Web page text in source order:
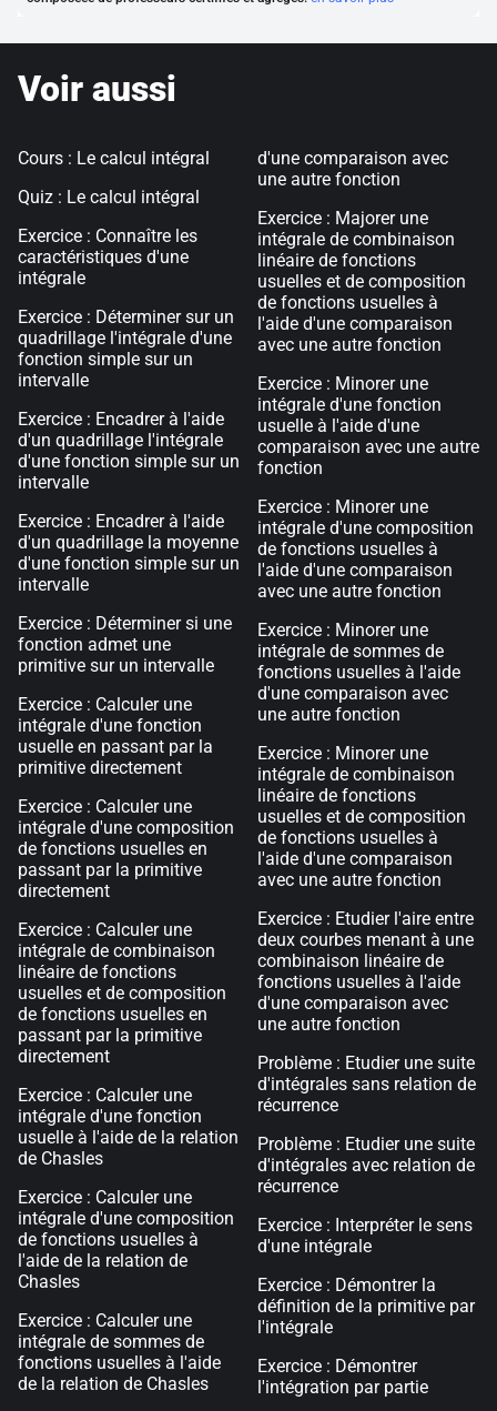
Voir aussi
Cours : Le calcul intégral
Quiz : Le calcul intégral
Exercice : Connaître les
caractéristiques d'une
intégrale
Exercice : Déterminer sur un
quadrillage l'intégrale d'une
fonction simple sur un
intervalle
Exercice : Encadrer à l'aide
d'un quadrillage l'intégrale
d'une fonction simple sur un
intervalle
Exercice : Encadrer à l'aide
d'un quadrillage la moyenne
d'une fonction simple sur un
intervalle
Exercice : Déterminer si une
fonction admet une
primitive sur un intervalle
Exercice : Calculer une
intégrale d'une fonction
usuelle en passant par la
primitive directement
Exercice : Calculer une
intégrale d'une composition
de fonctions usuelles en
passant par la primitive
directement
Exercice : Calculer une
intégrale de combinaison
linéaire de fonctions
usuelles et de composition
de fonctions usuelles en
passant par la primitive
directement
Exercice : Calculer une
intégrale d'une fonction
usuelle à l'aide de la relation
de Chasles
Exercice : Calculer une
intégrale d'une composition
de fonctions usuelles à
l'aide de la relation de
Chasles
Exercice : Calculer une
intégrale de sommes de
fonctions usuelles à l'aide
de la relation de Chasles
d'une comparaison avec
une autre fonction
Exercice : Majorer une
intégrale de combinaison
linéaire de fonctions
usuelles et de composition
de fonctions usuelles à
l'aide d'une comparaison
avec une autre fonction
Exercice : Minorer une
intégrale d'une fonction
usuelle à l'aide d'une
comparaison avec une autre
fonction
Exercice : Minorer une
intégrale d'une composition
de fonctions usuelles à
l'aide d'une comparaison
avec une autre fonction
Exercice : Minorer une
intégrale de sommes de
fonctions usuelles à l'aide
d'une comparaison avec
une autre fonction
Exercice : Minorer une
intégrale de combinaison
linéaire de fonctions
usuelles et de composition
de fonctions usuelles à
l'aide d'une comparaison
avec une autre fonction
Exercice : Etudier l'aire entre
deux courbes menant à une
combinaison linéaire de
fonctions usuelles à l'aide
d'une comparaison avec
une autre fonction
Problème : Etudier une suite
d'intégrales sans relation de
récurrence
Problème : Etudier une suite
d'intégrales avec relation de
récurrence
Exercice : Interpréter le sens
d'une intégrale
Exercice : Démontrer la
définition de la primitive par
l'intégrale
Exercice : Démontrer
l'intégration par partie